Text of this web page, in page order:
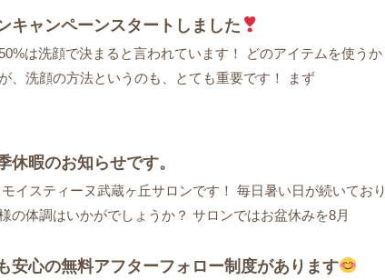
キャンペーンスタートしました
は洗顔で決まると言われています！ どのアイテムを使うか
、洗顔の方法というのも、とても重要です！ まず
休暇のお知らせです。
イスティーヌ武蔵ヶ丘サロンです！ 毎日暑い日が続いており
の体調はいかがでしょうか？ サロンではお盆休みを8月
安心の無料アフターフォロー制度があります